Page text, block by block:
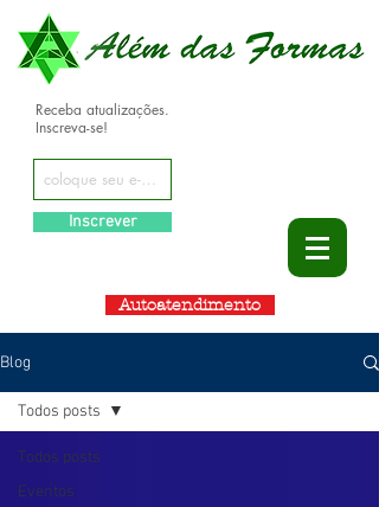
Receba atualizações.
Inscreva-se!
Inscrever
Autoatendimento
Blog
Todos posts
Eventos
Todos posts